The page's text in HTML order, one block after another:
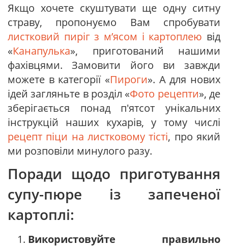
Якщо хочете скуштувати ще одну ситну
страву, пропонуємо Вам спробувати
листковий пиріг з м’ясом і картоплею від
«Канапулька», приготований нашими
фахівцями. Замовити його ви завжди
можете в категорії «Пироги». А для нових
ідей загляньте в розділ «Фото рецепти», де
зберігається понад п'ятсот унікальних
інструкцій наших кухарів, у тому числі
рецепт піци на листковому тісті, про який
ми розповіли минулого разу.
Поради щодо приготування
супу-пюре із запеченої
картоплі:
Використовуйте правильно